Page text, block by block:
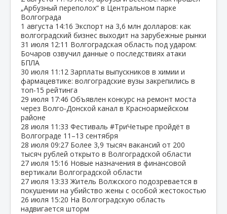
„Арбузный переполох“ в Центральном парке
Волгограда
1 августа 14:16 Экспорт на 3,6 млн долларов: как
волгоградский бизнес выходит на зарубежные рынки
31 июля 12:11 Волгоградская область под ударом:
Бочаров озвучил данные о последствиях атаки
БПЛА
30 июля 11:12 Зарплаты выпускников в химии и
фармацевтике: волгоградские вузы закрепились в
топ‑15 рейтинга
29 июля 17:46 Объявлен конкурс на ремонт моста
через Волго‑Донской канал в Красноармейском
районе
28 июля 11:33 Фестиваль #ТриЧетыре пройдёт в
Волгограде 11–13 сентября
28 июля 09:27 Более 3,9 тысяч вакансий от 200
тысяч рублей открыто в Волгоградской области
27 июля 15:16 Новые назначения в финансовой
вертикали Волгоградской области
27 июля 13:33 Житель Волжского подозревается в
покушении на убийство жены с особой жестокостью
26 июля 15:20 На Волгоградскую область
надвигается шторм